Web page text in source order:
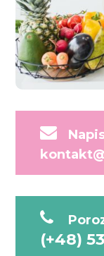
(+48)